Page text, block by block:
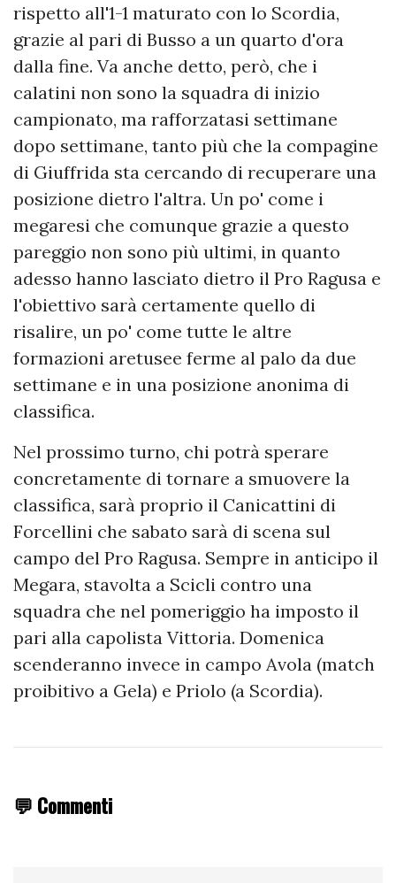
rispetto all'1-1 maturato con lo Scordia,
grazie al pari di Busso a un quarto d'ora
dalla fine. Va anche detto, però, che i
calatini non sono la squadra di inizio
campionato, ma rafforzatasi settimane
dopo settimane, tanto più che la compagine
di Giuffrida sta cercando di recuperare una
posizione dietro l'altra. Un po' come i
megaresi che comunque grazie a questo
pareggio non sono più ultimi, in quanto
adesso hanno lasciato dietro il Pro Ragusa e
l'obiettivo sarà certamente quello di
risalire, un po' come tutte le altre
formazioni aretusee ferme al palo da due
settimane e in una posizione anonima di
classifica.
Nel prossimo turno, chi potrà sperare
concretamente di tornare a smuovere la
classifica, sarà proprio il Canicattini di
Forcellini che sabato sarà di scena sul
campo del Pro Ragusa. Sempre in anticipo il
Megara, stavolta a Scicli contro una
squadra che nel pomeriggio ha imposto il
pari alla capolista Vittoria. Domenica
scenderanno invece in campo Avola (match
proibitivo a Gela) e Priolo (a Scordia).
💬 Commenti